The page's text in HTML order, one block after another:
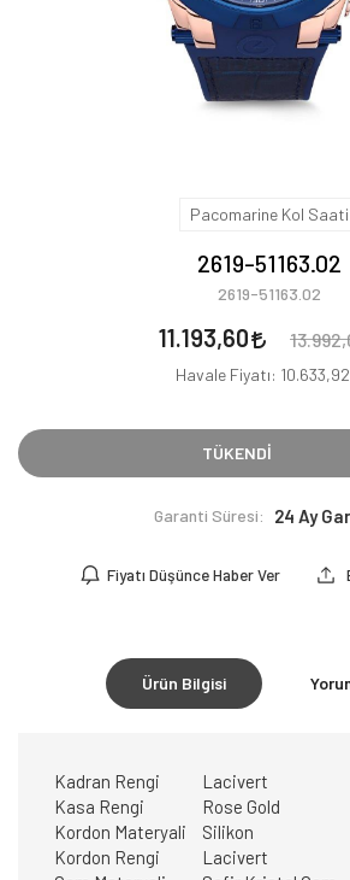
Pacomarine Kol Saati
2619-51163.02
2619-51163.02
11.193,60
Havale Fiyatı: 10.633,92
TÜKENDİ
Garanti Süresi: 24 Ay
Fiyatı Düşünce Haber Ver
Ürün Bilgisi
Kadran Rengi
Lacivert
Kasa Rengi
Rose Gold
Kordon Materyali
Silikon
Kordon Rengi
Lacivert